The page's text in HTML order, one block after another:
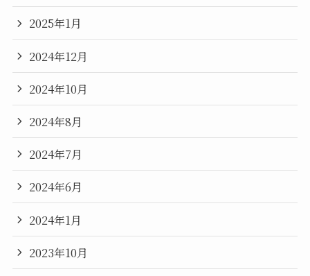
2025年1月
2024年12月
2024年10月
2024年8月
2024年7月
2024年6月
2024年1月
2023年10月